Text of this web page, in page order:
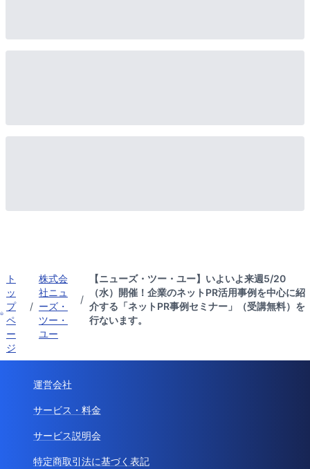
ト
ッ
プ
ペ
ー
ジ
/
株式会
社ニュ
ーズ・
ツー・
ユー
/
【ニューズ・ツー・ユー】いよいよ来週5/20
（水）開催！企業のネットPR活用事例を中心に紹
介する「ネットPR事例セミナー」（受講無料）を
行ないます。
運営会社
サービス・料金
サービス説明会
特定商取引法に基づく表記